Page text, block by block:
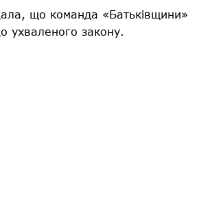
що команда «Батьківщини»
ухваленого закону.